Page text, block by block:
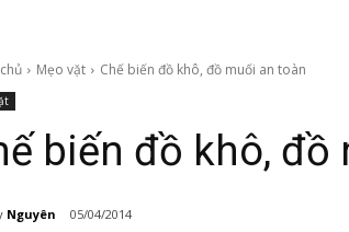
Mẹo vặt Chế biến đồ khô, đồ muối an toàn
biến đồ khô, đồ
Nguyên 05/04/2014